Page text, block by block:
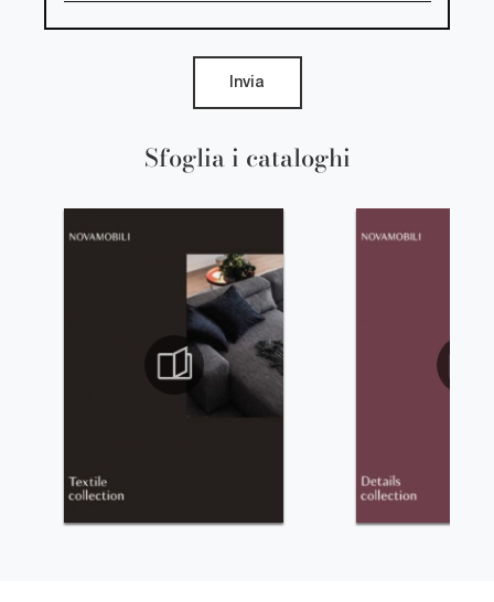
Sfoglia i cataloghi
Invia